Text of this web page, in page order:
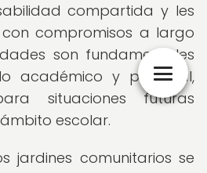
compartida y les
compromisos a largo
son fundamentales
académico y personal,
situaciones futuras
escolar.
jardines comunitarios se